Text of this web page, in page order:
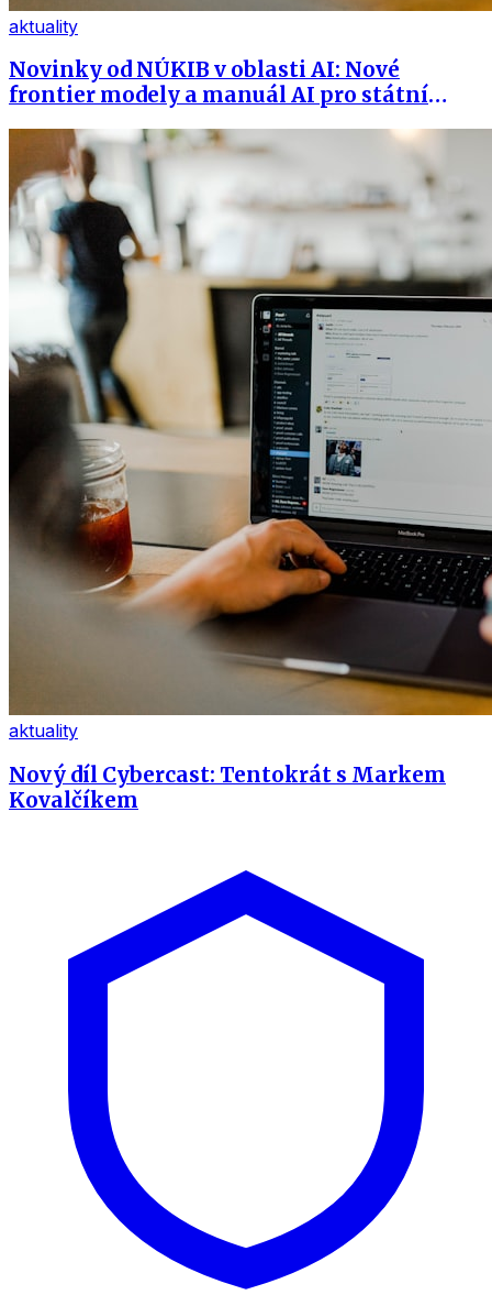
aktuality
Novinky od NÚKIB v oblasti AI: Nové
frontier modely a manuál AI pro státní
aktuality
Nový díl Cybercast: Tentokrát s Markem
Kovalčíkem